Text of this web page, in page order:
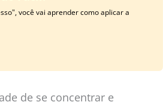
você vai aprender como aplicar a
de se concentrar e